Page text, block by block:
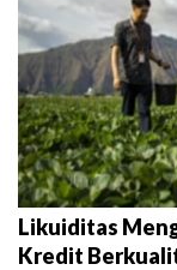
Likuiditas
Kredit